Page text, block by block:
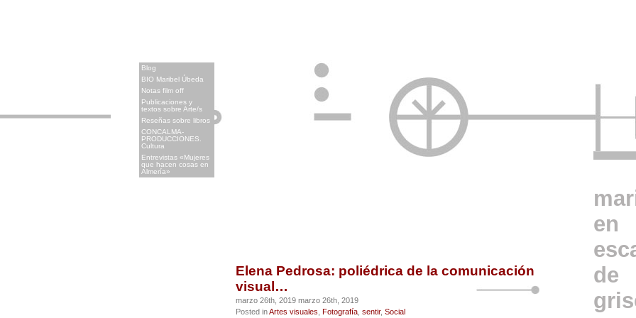
Blog
BIO Maribel Úbeda
Notas film off
Publicaciones y
textos sobre Arte/s
Reseñas sobre libros
CONCALMA-
PRODUCCIONES.
Cultura
Entrevistas «Mujeres
que hacen cosas en
Almería»
Elena Pedrosa: poliédrica de la comunicación
visual…
marzo 26th, 2019 marzo 26th, 2019
Posted inArtes visuales Fotografía sentir, Social
en
de